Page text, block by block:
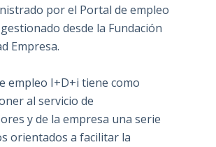
por el Portal de empleo
desde la Fundación
Empresa.
empleo I+D+i tiene como
al servicio de
y de la empresa una serie
orientados a facilitar la